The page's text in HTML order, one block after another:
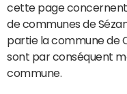
cette page
de communes de
partie la commune de
sont par conséquent
commune.